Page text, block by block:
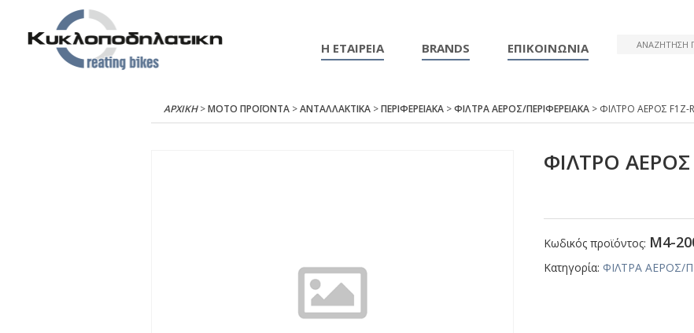
Η ΕΤΑΙΡΕΙΑ BRANDS ΕΠΙΚΟΙΝΩΝΙΑ
ΑΡΧΙΚΉ>ΜΟΤΟ ΠΡΟΪΟΝΤΑ>ΑΝΤΑΛΛΑΚΤΙΚΑ>ΠΕΡΙΦΕΡΕΙΑΚΑ>ΦΙΛΤΡΑ ΑΕΡΟΣ/ΠΕΡΙΦΕΡΕΙΑΚΑ> ΦΙΛΤΡΟ ΑΕΡΟΣ F1Ζ-
ΦΙΛΤΡΟ ΑΕΡΟΣ
Κωδικός προϊόντος: Μ4-
Κατηγορία: ΦΙΛΤΡΑ ΑΕΡΟΣ/